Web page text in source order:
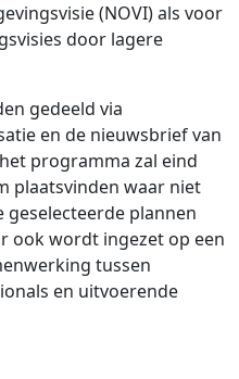
(NOVI) als voor
door lagere
gedeeld via
en de nieuwsbrief van
programma zal eind
plaatsvinden waar niet
geselecteerde plannen
ook wordt ingezet op een
tussen
en uitvoerende